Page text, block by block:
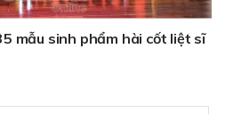
mẫu sinh phẩm hài cốt liệt sĩ